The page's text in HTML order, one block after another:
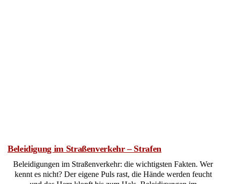
Beleidigung im Straßenverkehr – Strafen
Beleidigungen im Straßenverkehr: die wichtigsten Fakten. Wer
kennt es nicht? Der eigene Puls rast, die Hände werden feucht